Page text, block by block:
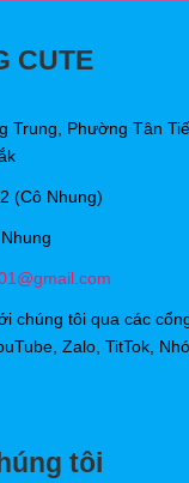
CUTE
Trung, Phường Tân
(Cô Nhung)
chúng tôi qua các
Zalo, TitTok,
tôi